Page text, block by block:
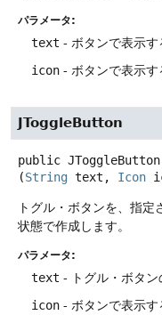
パラメータ:
text - ボタンで表示す
icon - ボタンで表示す
JToggleButton
public JToggleButton
(String text, Icon
トグル・ボタンを、指
状態で作成します。
パラメータ:
text - トグル・ボタン
icon - ボタンで表示す